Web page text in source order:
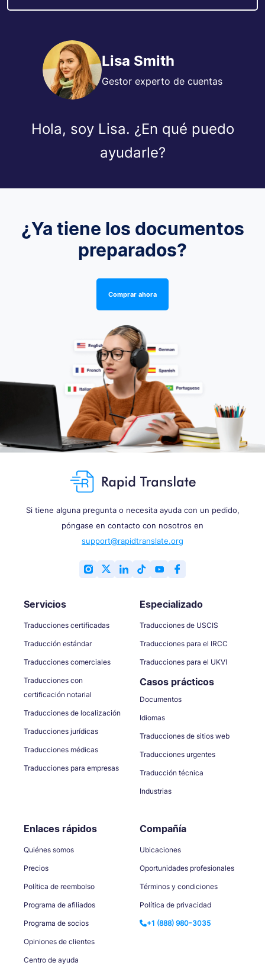
Lisa Smith
Gestor experto de cuentas
Hola, soy Lisa. ¿En qué puedo
ayudarle?
¿Ya tiene los documentos
preparados?
Comprar ahora
Si tiene alguna pregunta o necesita ayuda con un pedido,
póngase en contacto con nosotros en
support@rapidtranslate.org
Servicios
Traducciones certificadas
Traducción estándar
Traducciones comerciales
Traducciones con
certificación notarial
Traducciones de localización
Traducciones jurídicas
Traducciones médicas
Traducciones para empresas
Especializado
Traducciones de USCIS
Traducciones para el IRCC
Traducciones para el UKVI
Casos prácticos
Documentos
Idiomas
Traducciones de sitios web
Traducciones urgentes
Traducción técnica
Industrias
Enlaces rápidos
Quiénes somos
Precios
Política de reembolso
Programa de afiliados
Programa de socios
Opiniones de clientes
Centro de ayuda
Compañía
Ubicaciones
Oportunidades profesionales
Términos y condiciones
Política de privacidad
+1 (888) 980-3035